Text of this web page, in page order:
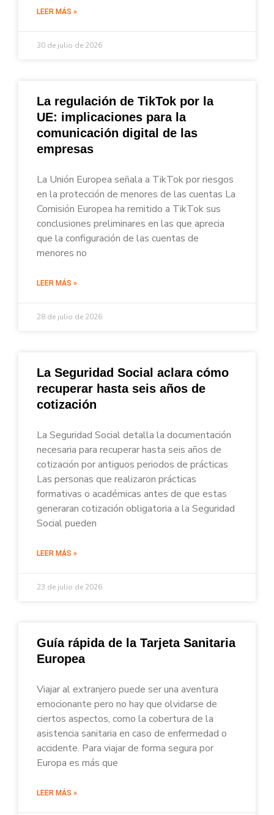
LEER MÁS »
30 de julio de 2026
La regulación de TikTok por la
UE: implicaciones para la
comunicación digital de las
empresas
La Unión Europea señala a TikTok por riesgos
en la protección de menores de las cuentas La
Comisión Europea ha remitido a TikTok sus
conclusiones preliminares en las que aprecia
que la configuración de las cuentas de
menores no
LEER MÁS »
28 de julio de 2026
La Seguridad Social aclara cómo
recuperar hasta seis años de
cotización
La Seguridad Social detalla la documentación
necesaria para recuperar hasta seis años de
cotización por antiguos periodos de prácticas
Las personas que realizaron prácticas
formativas o académicas antes de que estas
generaran cotización obligatoria a la Seguridad
Social pueden
LEER MÁS »
23 de julio de 2026
Guía rápida de la Tarjeta Sanitaria
Europea
Viajar al extranjero puede ser una aventura
emocionante pero no hay que olvidarse de
ciertos aspectos, como la cobertura de la
asistencia sanitaria en caso de enfermedad o
accidente. Para viajar de forma segura por
Europa es más que
LEER MÁS »